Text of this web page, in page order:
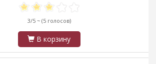
3/5 ~ (5 голосов)
В корзину